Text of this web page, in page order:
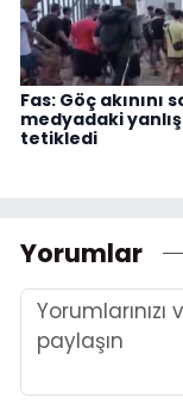
Fas: Göç akınını
medyadaki
tetikledi
Yorumlar